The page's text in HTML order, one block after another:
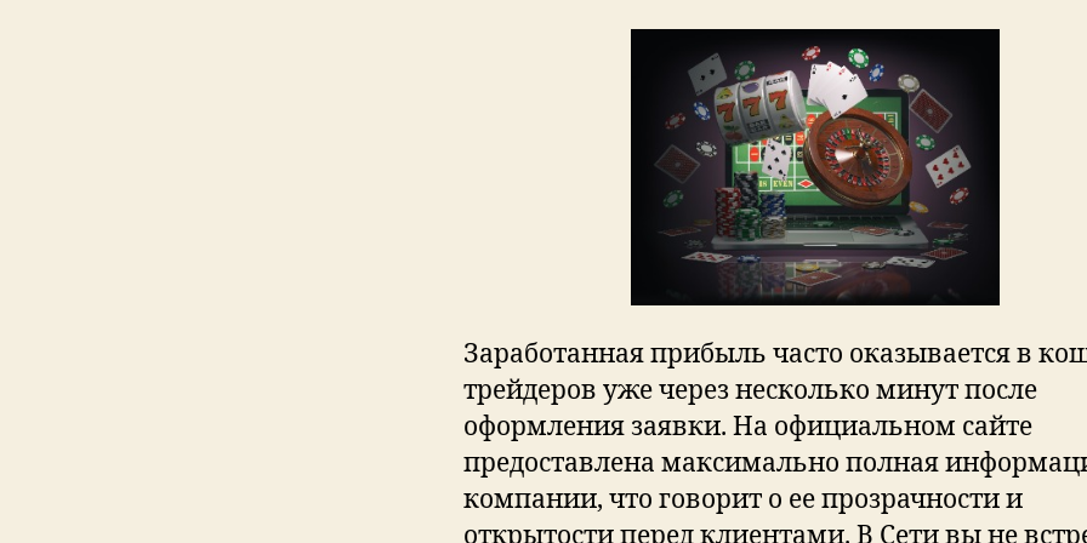
Заработанная прибыль часто оказывается в
трейдеров уже через несколько минут после
оформления заявки. На официальном сайте
предоставлена максимально полная
компании, что говорит о ее прозрачности и
открытости перед клиентами. В Сети вы не